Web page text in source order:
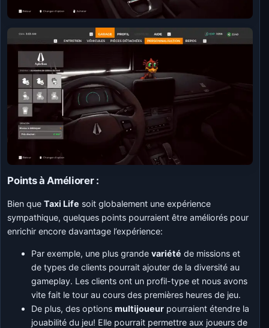
Points à Améliorer :
Bien queTaxi Life soit globalement une expérience
sympathique, quelques points pourraient être améliorés pour
enrichir encore davantage l’expérience:
Par exemple, une plus grandevariété de missions et
de types de clients pourrait ajouter de la diversité au
gameplay. Les clients ont un profil-type et nous avons
vite fait le tour au cours des premières heures de jeu.
De plus, des optionsmultijoueur pourraient étendre la
jouabilité du jeu! Elle pourrait permettre aux joueurs de